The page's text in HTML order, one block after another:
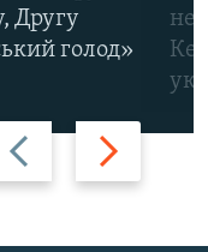
Вперед
Другу
голод»